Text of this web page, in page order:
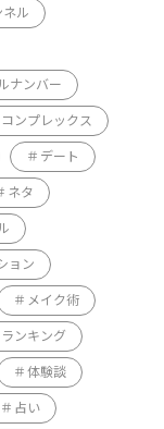
ネル
ナンバー
コンプレックス
デート
ネタ
ョン
メイク術
ランキング
体験談
占い